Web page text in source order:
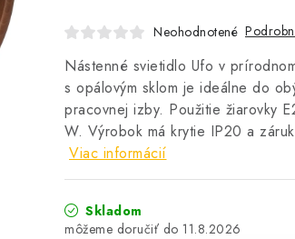
Neohodnotené
Nástenné svietidlo Ufo v
s opálovým sklom je ideálne do
pracovnej izby. Použitie žiarovky
W. Výrobok má krytie IP20 a
Viac informácií
Skladom
11.8.2026